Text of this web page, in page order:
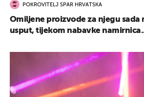
POKROVITELJ SPAR HRVATSKA
Omiljene proizvode za njegu sada
usput, tijekom nabavke